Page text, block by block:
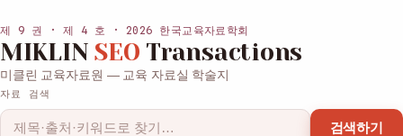
제 9 권 · 제 4 호 · 2026 한국교육자료학회
MIKLINSEO Transactions
미클린 교육자료원 — 교육 자료실 학술지
자료 검색
검색하기